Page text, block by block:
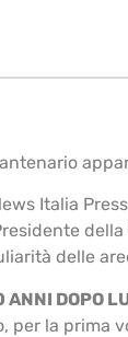
Italia
delle
ANNI DOPO
per la prima